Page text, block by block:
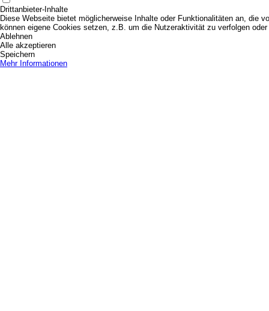
Drittanbieter-Inhalte
Diese Webseite bietet möglicherweise Inhalte oder Funktionalitäten an, die
können eigene Cookies setzen, z.B. um die Nutzeraktivität zu verfolgen
Ablehnen
Alle akzeptieren
Speichern
Mehr Informationen